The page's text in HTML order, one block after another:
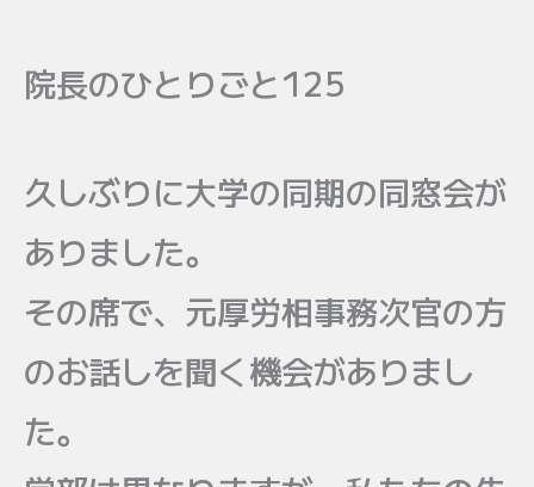
院長のひとりごと125
久しぶりに大学の同期の同窓会が
ありました。
その席で、元厚労相事務次官の方
のお話しを聞く機会がありまし
た。